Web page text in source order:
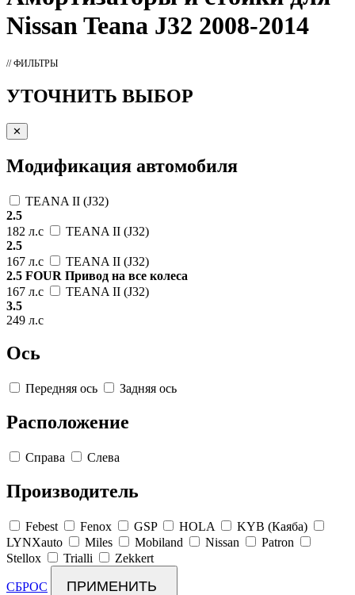
Nissan Teana J32 2008-2014
// ФИЛЬТРЫ
УТОЧНИТЬ ВЫБОР
✕
Модификация автомобиля
TEANA II (J32)
2.5
182 л.с
TEANA II (J32)
2.5
167 л.с
TEANA II (J32)
2.5 FOUR Привод на все колеса
167 л.с
TEANA II (J32)
3.5
249 л.с
Ось
Передняя ось Задняя ось
Расположение
Справа Слева
Производитель
Febest Fenox GSP HOLA
KYB (Каяба)
LYNXauto
Miles Mobiland Nissan
Patron
Stellox
Trialli Zekkert
СБРОС ПРИМЕНИТЬ